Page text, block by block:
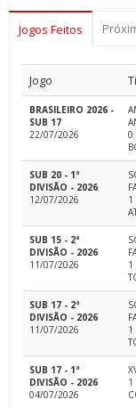
Jogos Feitos
Jogo
BRASILEIRO 2026 -
SUB 17
22/07/2026
0
SUB 20 - 1ª
DIVISÃO - 2026
12/07/2026
1
SUB 15 - 2ª
DIVISÃO - 2026
11/07/2026
1
SUB 17 - 2ª
DIVISÃO - 2026
11/07/2026
1
SUB 17 - 1ª
DIVISÃO - 2026
04/07/2026
1